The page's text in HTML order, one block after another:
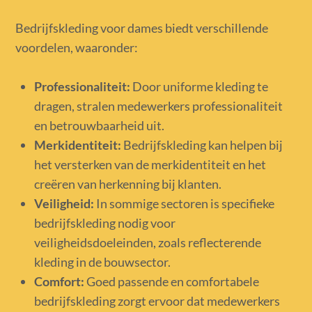
Bedrijfskleding voor dames biedt verschillende
voordelen, waaronder:
Professionaliteit: Door uniforme kleding te
dragen, stralen medewerkers professionaliteit
en betrouwbaarheid uit.
Merkidentiteit: Bedrijfskleding kan helpen bij
het versterken van de merkidentiteit en het
creëren van herkenning bij klanten.
Veiligheid: In sommige sectoren is specifieke
bedrijfskleding nodig voor
veiligheidsdoeleinden, zoals reflecterende
kleding in de bouwsector.
Comfort:Goed passende en comfortabele
bedrijfskleding zorgt ervoor dat medewerkers